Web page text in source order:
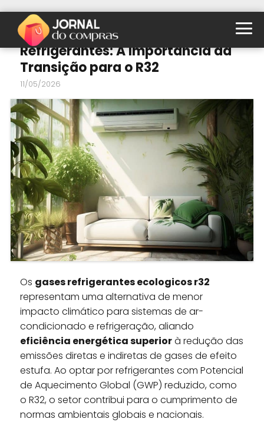
O Impacto Ambiental dos Gases
Refrigerantes: A Importância da
Transição para o R32
11/05/2026
Os gases refrigerantes ecologicos r32
representam uma alternativa de menor
impacto climático para sistemas de ar-
condicionado e refrigeração, aliando
eficiência energética superiorà redução das
emissões diretas e indiretas de gases de efeito
estufa. Ao optar por refrigerantes com Potencial
de Aquecimento Global (GWP) reduzido, como
o R32, o setor contribui para o cumprimento de
normas ambientais globais e nacionais.